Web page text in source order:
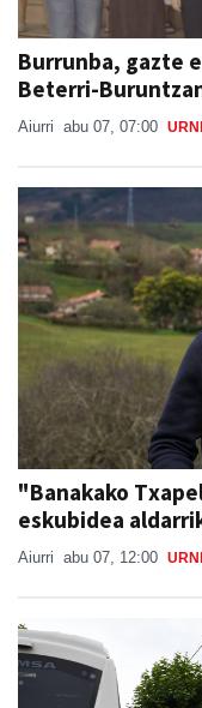
Burrunba, gazte
Beterri-
Aiurri abu 07, 07:00
"Banakako
eskubidea
Aiurri abu 07, 12:00